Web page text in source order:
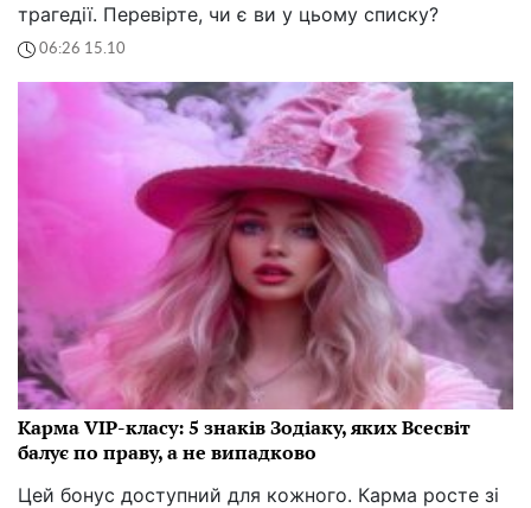
трагедії. Перевірте, чи є ви у цьому списку?
06:26 15.10
Карма VIP-класу: 5 знаків Зодіаку, яких Всесвіт
балує по праву, а не випадково
Цей бонус доступний для кожного. Карма росте зі